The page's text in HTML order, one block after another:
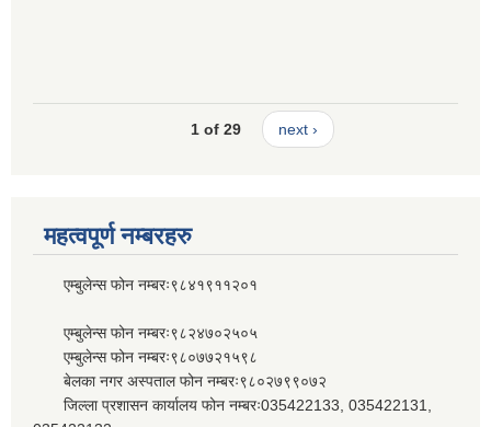
1 of 29 next ›
महत्वपूर्ण नम्बरहरु
एम्बुलेन्स फोन नम्बरः९८४१९११२०१
एम्बुलेन्स फोन नम्बरः९८२४७०२५०५
एम्बुलेन्स फोन नम्बरः९८०७७२१५९८
बेलका नगर अस्पताल फोन नम्बरः९८०२७९९०७२
जिल्ला प्रशासन कार्यालय फोन नम्बरः035422133, 035422131,